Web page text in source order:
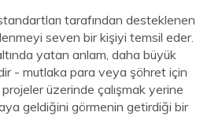
tarafından desteklenen
seven bir kişiyi temsil eder.
yatan anlam, daha büyük
- mutlaka para veya şöhret için
üzerinde çalışmak yerine
geldiğini görmenin getirdiği bir